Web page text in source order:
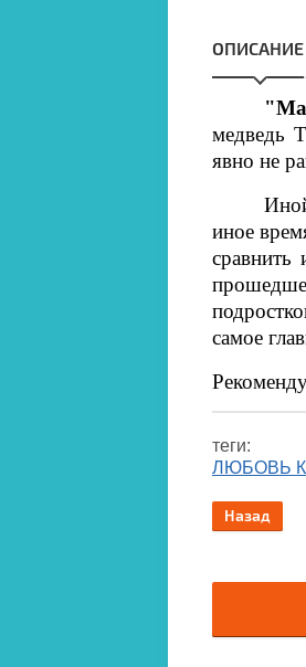
ОПИСАНИЕ
медведь
явно не
иное
сравнить
самое
теги:
ЛЮБОВЬ
Назад